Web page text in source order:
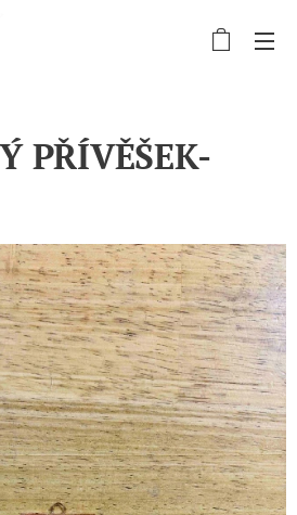
PŘÍVĚŠEK-